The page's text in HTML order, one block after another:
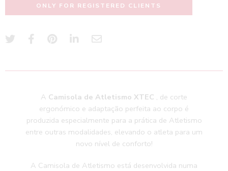
ONLY FOR REGISTERED CLIENTS
A Camisola de Atletismo XTEC , de corte
ergonómico e adaptação perfeita ao corpo é
produzida especialmente para a prática de Atletismo
entre outras modalidades, elevando o atleta para um
novo nível de conforto!
A Camisola de Atletismo está desenvolvida numa